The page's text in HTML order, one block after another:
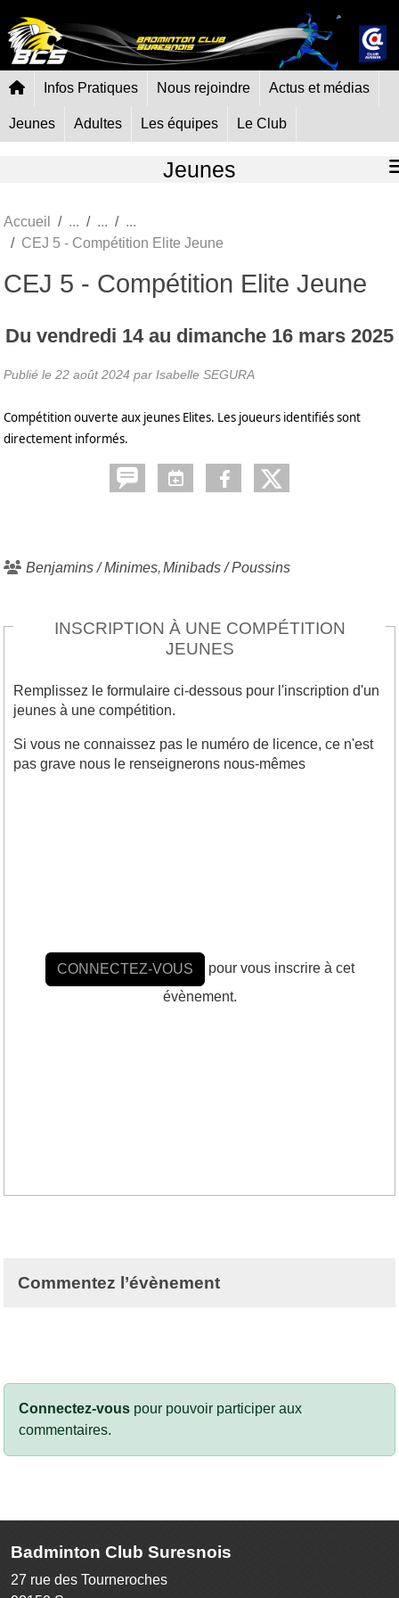
Infos Pratiques Nous rejoindre Actus et médias
Jeunes Adultes Les équipes Le Club
Jeunes
Accueil
CEJ 5 - Compétition Elite Jeune
CEJ 5 - Compétition Elite Jeune
Du vendredi 14au dimanche 16 mars 2025
Publié le 22 août 2024 par Isabelle SEGURA
Compétition ouverte aux jeunes Elites. Les joueurs identifiés sont
directement informés.
Benjamins / Minimes Minibads / Poussins
INSCRIPTION À UNE COMPÉTITION
JEUNES
Remplissez le formulaire ci-dessous pour l'inscription d'un
jeunes à une compétition.
Si vous ne connaissez pas le numéro de licence, ce n'est
pas grave nous le renseignerons nous-mêmes
CONNECTEZ-VOUS
pour vous inscrire à cet
évènement.
Commentez l’évènement
Connectez-vous pour pouvoir participer aux
commentaires.
Badminton Club Suresnois
27 rue des Tourneroches